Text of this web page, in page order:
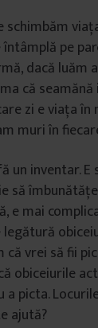
schimbăm
pe
dacă luăm
că
zi e viața în
muri în
un inventar.
să
e mai
legătură
că vrei să fii
obiceiurile
a picta.
ajută?